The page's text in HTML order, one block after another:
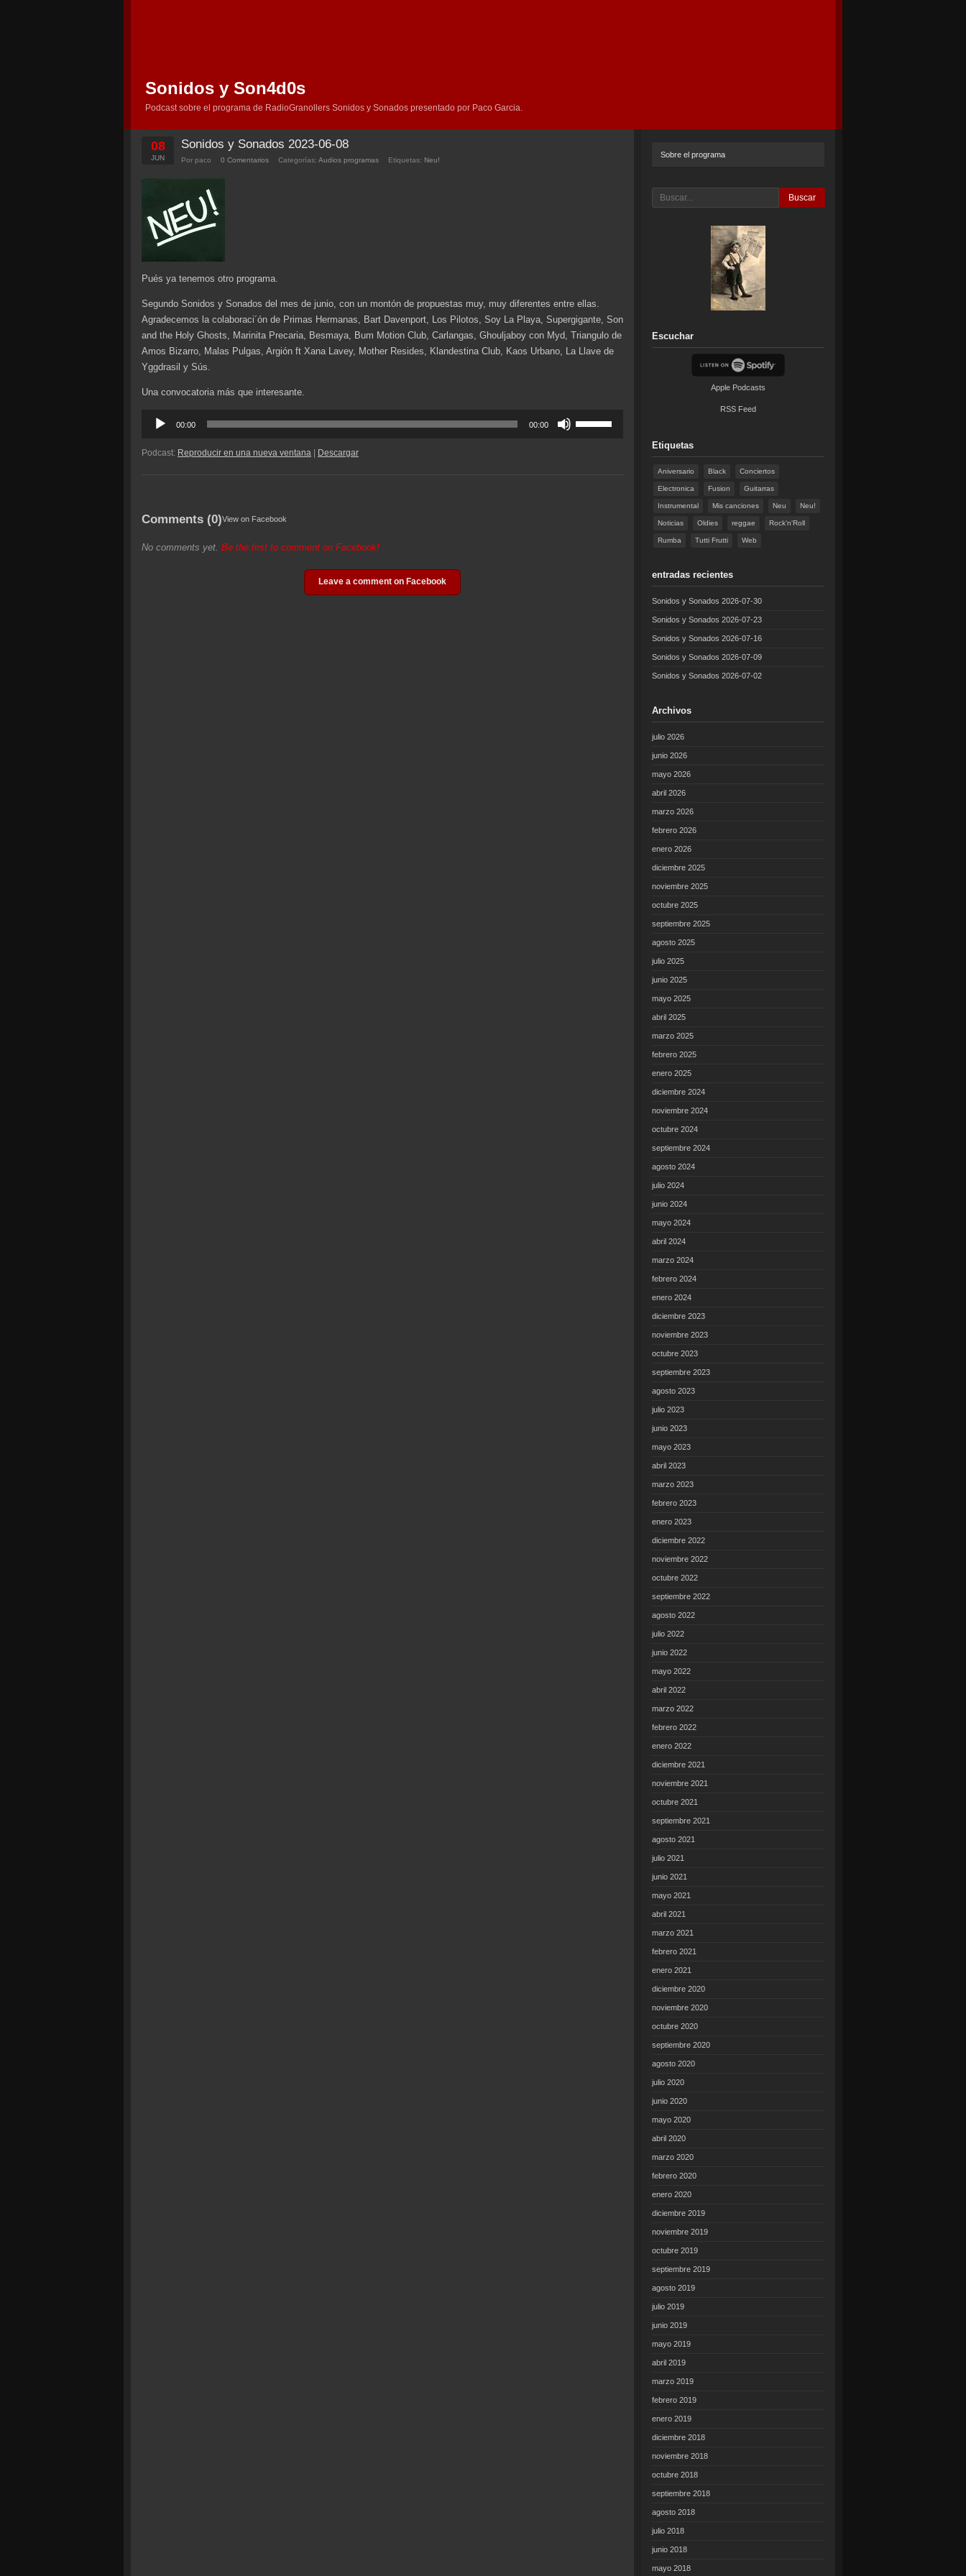
Sonidos y Son4d0s
Podcast sobre el programa de RadioGranollers Sonidos y Sonados presentado por Paco Garcia.
08
JUN
Sonidos y Sonados 2023-06-08
Por paco 0 Comentarios Categorías: Audios programas Etiquetas: Neu!
Pués ya tenemos otro programa.
Segundo Sonidos y Sonados del mes de junio, con un montón de propuestas muy, muy diferentes entre ellas.
Agradecemos la colaboraci´ón de Primas Hermanas, Bart Davenport, Los Pilotos, Soy La Playa, Supergigante, Son
and the Holy Ghosts, Marinita Precaria, Besmaya, Bum Motion Club, Carlangas, Ghouljaboy con Myd, Triangulo de
Amos Bizarro, Malas Pulgas, Argión ft Xana Lavey, Mother Resides, Klandestina Club, Kaos Urbano, La Llave de
Yggdrasil y Sús.
Una convocatoria más que interesante.
Reproductor
audio
00:00 00:00
Podcast: Reproducir en una nueva ventana | Descargar
Comments (0)View on Facebook
No comments yet. Be the first to comment on Facebook!
Leave a comment on Facebook
Sobre el programa
Buscar
Escuchar
Apple Podcasts
RSS Feed
Etiquetas
Aniversario Black Conciertos
Electronica Fusion Guitarras
Instrumental Mis canciones Neu Neu!
Noticias Oldies reggae Rock'n'Roll
Rumba Tutti Frutti Web
entradas recientes
Sonidos y Sonados 2026-07-30
Sonidos y Sonados 2026-07-23
Sonidos y Sonados 2026-07-16
Sonidos y Sonados 2026-07-09
Sonidos y Sonados 2026-07-02
Archivos
julio 2026
junio 2026
mayo 2026
abril 2026
marzo 2026
febrero 2026
enero 2026
diciembre 2025
noviembre 2025
octubre 2025
septiembre 2025
agosto 2025
julio 2025
junio 2025
mayo 2025
abril 2025
marzo 2025
febrero 2025
enero 2025
diciembre 2024
noviembre 2024
octubre 2024
septiembre 2024
agosto 2024
julio 2024
junio 2024
mayo 2024
abril 2024
marzo 2024
febrero 2024
enero 2024
diciembre 2023
noviembre 2023
octubre 2023
septiembre 2023
agosto 2023
julio 2023
junio 2023
mayo 2023
abril 2023
marzo 2023
febrero 2023
enero 2023
diciembre 2022
noviembre 2022
octubre 2022
septiembre 2022
agosto 2022
julio 2022
junio 2022
mayo 2022
abril 2022
marzo 2022
febrero 2022
enero 2022
diciembre 2021
noviembre 2021
octubre 2021
septiembre 2021
agosto 2021
julio 2021
junio 2021
mayo 2021
abril 2021
marzo 2021
febrero 2021
enero 2021
diciembre 2020
noviembre 2020
octubre 2020
septiembre 2020
agosto 2020
julio 2020
junio 2020
mayo 2020
abril 2020
marzo 2020
febrero 2020
enero 2020
diciembre 2019
noviembre 2019
octubre 2019
septiembre 2019
agosto 2019
julio 2019
junio 2019
mayo 2019
abril 2019
marzo 2019
febrero 2019
enero 2019
diciembre 2018
noviembre 2018
octubre 2018
septiembre 2018
agosto 2018
julio 2018
junio 2018
mayo 2018